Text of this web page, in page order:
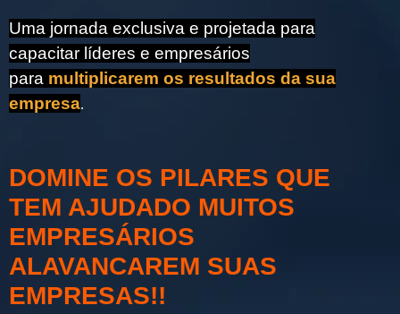
Uma jornada exclusiva e projetada para
capacitar líderes e empresários
para multiplicarem os resultados da sua
empresa.
DOMINE OS PILARES QUE
TEM AJUDADO MUITOS
EMPRESÁRIOS
ALAVANCAREM SUAS
EMPRESAS!!